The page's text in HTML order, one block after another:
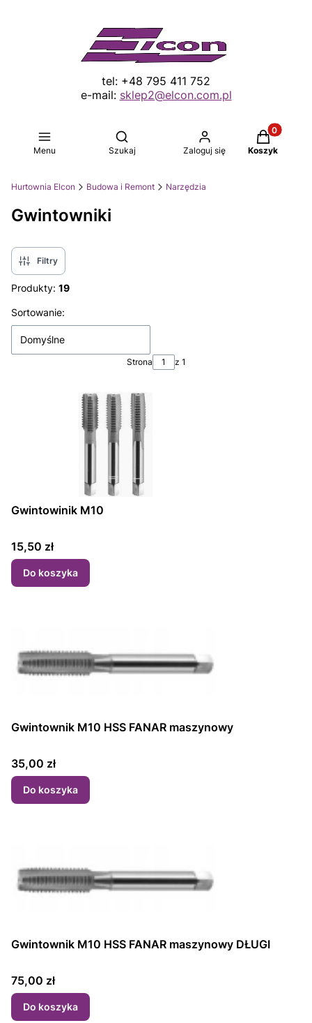
tel: +48 795 411 752
e-mail: sklep2@elcon.com.pl
Menu
Otwórz wyszukiwarkę
Szukaj Zaloguj się
Produkty
Koszyk
Hurtownia Elcon Budowa i Remont Narzędzia
Gwintowniki
Filtry
Produkty: 19
Lista produktów
Sortowanie:
Domyślne
Strona z 1
Gwintowinik M10
Cena
15,50 zł
Do koszyka
Gwintownik M10 HSS FANAR maszynowy
Cena
35,00 zł
Do koszyka
Gwintownik M10 HSS FANAR maszynowy DŁUGI
Cena
75,00 zł
Do koszyka